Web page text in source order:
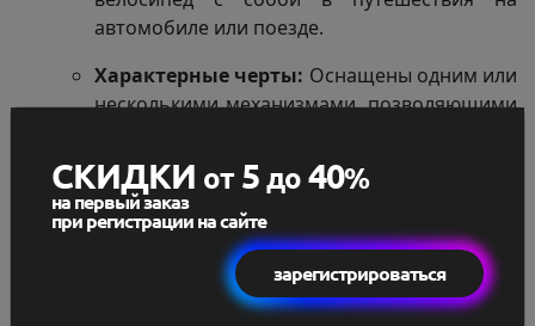
автомобиле или поезде.
Характерные черты: Оснащены одним или
несколькими механизмами, позволяющими
иногда педали. Часто имеют колеса
меньшего диаметра (16-24 дюйма).
Преимущества:Непревзойденная
компактность в сложенном виде, легкость
транспортировки и хранения.
СКИДКИ от5до40%
на первый заказ
при регистрации на сайте
зарегистрироваться